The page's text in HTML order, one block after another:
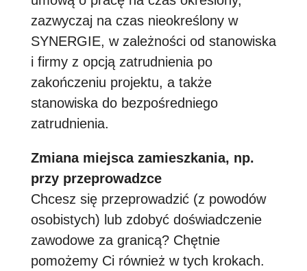
zazwyczaj na czas nieokreślony w
SYNERGIE, w zależności od stanowiska
i firmy z opcją zatrudnienia po
zakończeniu projektu, a także
stanowiska do bezpośredniego
zatrudnienia.
Zmiana miejsca zamieszkania, np.
przy przeprowadzce
Chcesz się przeprowadzić (z powodów
osobistych) lub zdobyć doświadczenie
zawodowe za granicą? Chętnie
pomożemy Ci również w tych krokach.